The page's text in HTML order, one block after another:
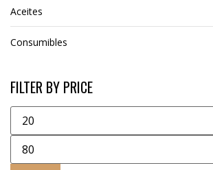
Aceites
Consumibles
FILTER BY PRICE